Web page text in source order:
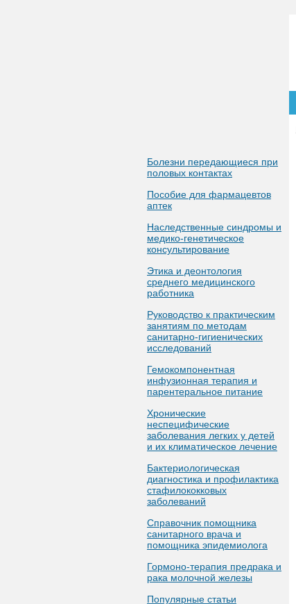
Болезни передающиеся при
половых контактах
Пособие для фармацевтов
аптек
Наследственные синдромы и
медико-генетическое
консультирование
Этика и деонтология
среднего медицинского
работника
Руководство к практическим
занятиям по методам
санитарно-гигиенических
исследований
Гемокомпонентная
инфузионная терапия и
парентеральное питание
Хронические
неспецифические
заболевания легких у детей
и их климатическое лечение
Бактериологическая
диагностика и профилактика
стафилококковых
заболеваний
Справочник помощника
санитарного врача и
помощника эпидемиолога
Гормоно-терапия предрака и
рака молочной железы
Популярные статьи